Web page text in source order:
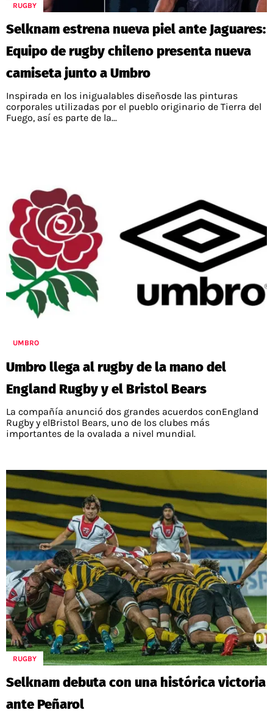
RUGBY
Selknam estrena nueva piel ante Jaguares:
Equipo de rugby chileno presenta nueva
camiseta junto a Umbro
Inspirada en los inigualables diseñosde las pinturas
corporales utilizadas por el pueblo originario de Tierra del
Fuego, así es parte de la...
UMBRO
Umbro llega al rugby de la mano del
England Rugby y el Bristol Bears
La compañía anunció dos grandes acuerdos conEngland
Rugby y elBristol Bears, uno de los clubes más
importantes de la ovalada a nivel mundial.
RUGBY
Selknam debuta con una histórica victoria
ante Peñarol